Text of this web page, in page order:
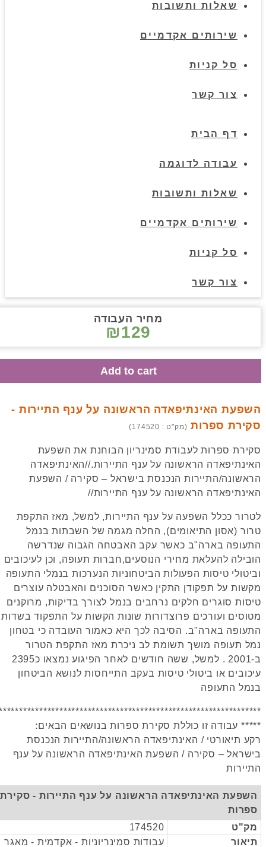
שאלות ותשובות
שירותים אקדמיים
סל קניות
צור קשר
דף הבית
עבודה לדוגמה
שאלות ותשובות
שירותים אקדמיים
סל קניות
צור קשר
השפעת האינתיפאדה הראשונה על ענף התיירות -
סקירת ספרות(מק"ט : 174520)
סקירת ספרות לעבודת סמינריון הבוחנת את השפעת
האינתיפאדה הראשונה על ענף התיירות.//האינתיפאדה
הראשונה/התיירות הנכנסת בישראל – סקירה / השפעת
האינתיפאדה הראשונה על ענף התיירות//
לטרור ככלל השפעה על ענף התיירות, למשל, מאז התקפת
טרור (אסון התיאומים), החלה מגמה של השבתות בנמל
התעופה בארה"ב כאשר עקב האבטחה הגבוה שנדרשה
הובילה להעלאת מחירי הנוסעים,חברות תעופה, וכן לעיכובים
וביטולי טיסות הפעולות הביטחוניות הנערכות בנמלי התעופה
מקשות על תפקודן התקין כאשר הסוכנים והאבטלה עוצרים
טיסות סוגרים חלקים נרחבים בנמל לצורך בדיקות, מרוקנים
מטוסים ועורכים פרוצדורות שונות הקשות על התפקוד בשדות
התעופה בארה"ב. הסיבה לכך היא כאמור העובדה כי בטחון
נמל תעופה מושך תשומת לב ניכרת מאז התקפת הטרור
ב-2001 . למשל, ששה חודשים לאחר הפיגוע נמצאו כ2395
עיכובים או ביטולי טיסות בעקב התייחסות לנושא הביטחון
בנמל התעופה
*****************************************************************
***** עבודה זו כוללת סקירת ספרות בנושאים הבאים:
רקע תיאורטי / האינתיפאדה הראשונה/התיירות הנכנסת
בישראל – סקירה / השפעת האינתיפאדה הראשונה על ענף
התיירות
השפעת האינתיפאדה הראשונה על ענף התיירות - סקירת
ספרות
מק"ט
174520
תיאור
עבודות סמינריוניות - אקדמית - מאגר
מחיר העבודה
₪129
Add to cart